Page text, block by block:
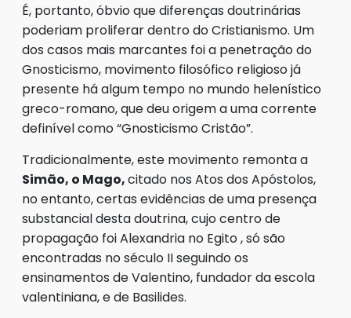
É, portanto, óbvio que diferenças doutrinárias
poderiam proliferar dentro do Cristianismo. Um
dos casos mais marcantes foi a penetração do
Gnosticismo, movimento filosófico religioso já
presente há algum tempo no mundo helenístico
greco-romano, que deu origem a uma corrente
definível como “Gnosticismo Cristão”.
Tradicionalmente, este movimento remonta a
Simão, o Mago,citado nos Atos dos Apóstolos,
no entanto, certas evidências de uma presença
substancial desta doutrina, cujo centro de
propagação foi Alexandria no Egito , só são
encontradas no século II seguindo os
ensinamentos de Valentino, fundador da escola
valentiniana, e de Basilides.